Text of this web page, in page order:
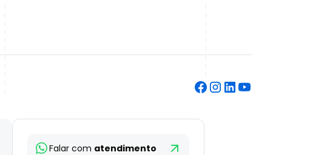
Falar com atendimento